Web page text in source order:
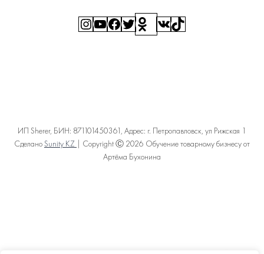
Instagram
YouTube
Facebook
Twitter
Ссылка
ВКонтакте
TikTok
ИП Sherer, БИН: 871101450361, Адрес: г. Петропавловск, ул Рижская 1
Сделано Sunity KZ | Copyright Ⓒ 2026 Обучение товарному бизнесу от
Артёма Бухонина